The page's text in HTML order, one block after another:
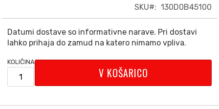
SKU
130D0B45100
Datumi dostave so informativne narave. Pri dostavi
lahko prihaja do zamud na katero nimamo vpliva.
KOLIČINA
V KOŠARICO